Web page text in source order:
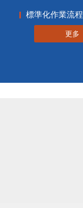
標準化作業流程
更多